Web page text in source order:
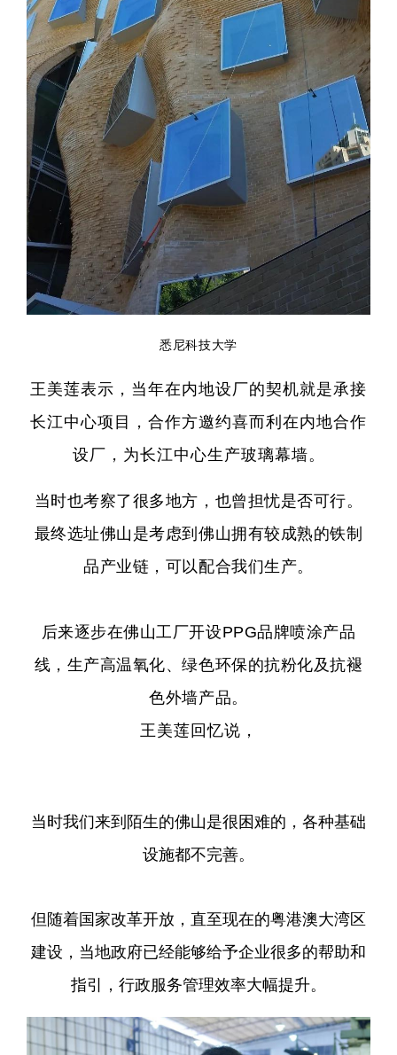
悉尼科技大学
王美莲表示，当年在内地设厂的契机就是承接
长江中心项目，合作方邀约喜而利在内地合作
设厂，为长江中心生产玻璃幕墙。
当时也考察了很多地方，也曾担忧是否可行。
最终选址佛山是考虑到佛山拥有较成熟的铁制
品产业链，可以配合我们生产。
后来逐步在佛山工厂开设PPG品牌喷涂产品
线，生产高温氧化、绿色环保的抗粉化及抗褪
色外墙产品。
王美莲回忆说，
当时我们来到陌生的佛山是很困难的，各种基础
设施都不完善。
但随着国家改革开放，直至现在的粤港澳大湾区
建设，当地政府已经能够给予企业很多的帮助和
指引，行政服务管理效率大幅提升。